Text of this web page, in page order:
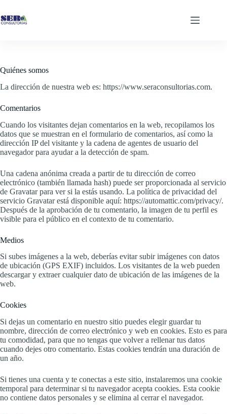
contenido
Quiénes somos
La dirección de nuestra web es: https://www.seraconsultorias.com.
Comentarios
Cuando los visitantes dejan comentarios en la web, recopilamos los
datos que se muestran en el formulario de comentarios, así como la
dirección IP del visitante y la cadena de agentes de usuario del
navegador para ayudar a la detección de spam.
Una cadena anónima creada a partir de tu dirección de correo
electrónico (también llamada hash) puede ser proporcionada al servicio
de Gravatar para ver si la estás usando. La política de privacidad del
servicio Gravatar está disponible aquí: https://automattic.com/privacy/.
Después de la aprobación de tu comentario, la imagen de tu perfil es
visible para el público en el contexto de tu comentario.
Medios
Si subes imágenes a la web, deberías evitar subir imágenes con datos
de ubicación (GPS EXIF) incluidos. Los visitantes de la web pueden
descargar y extraer cualquier dato de ubicación de las imágenes de la
web.
Cookies
Si dejas un comentario en nuestro sitio puedes elegir guardar tu
nombre, dirección de correo electrónico y web en cookies. Esto es para
tu comodidad, para que no tengas que volver a rellenar tus datos
cuando dejes otro comentario. Estas cookies tendrán una duración de
un año.
Si tienes una cuenta y te conectas a este sitio, instalaremos una cookie
temporal para determinar si tu navegador acepta cookies. Esta cookie
no contiene datos personales y se elimina al cerrar el navegador.